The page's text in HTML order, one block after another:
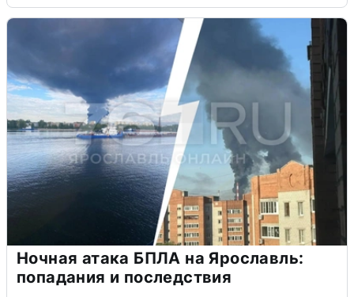
Ночная атака БПЛА на Ярославль:
попадания и последствия